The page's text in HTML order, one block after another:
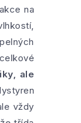
na
ale
vždy